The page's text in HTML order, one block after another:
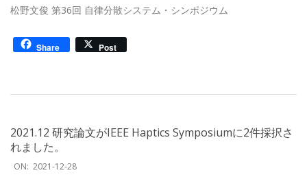
松野文俊 第36回 自律分散システム・シンポジウム
Share Post
2021.12 研究論文がIEEE Haptics Symposiumに2件採択さ
れました。
2021-
ON: 2021-12-28